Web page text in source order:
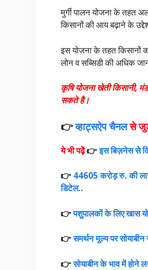
मुर्गी पालन योजना के तहत
किसानों की आय बढ़ाने के
इस योजना के तहत किसानों
लोन व सब्सिडी की अधिक
कृषि योजना खेती किसानी,
सकते है।
👉व्हाट्सऐप चैनलसे
ये भी पढ़ें👉इस बिज़नेस से
👉 44605 करोड़ रु. की
डिटेल..
👉पशुपालकों के लिए खास
👉समर्थन मूल्य पर
👉सोयाबीन के भाव में होने